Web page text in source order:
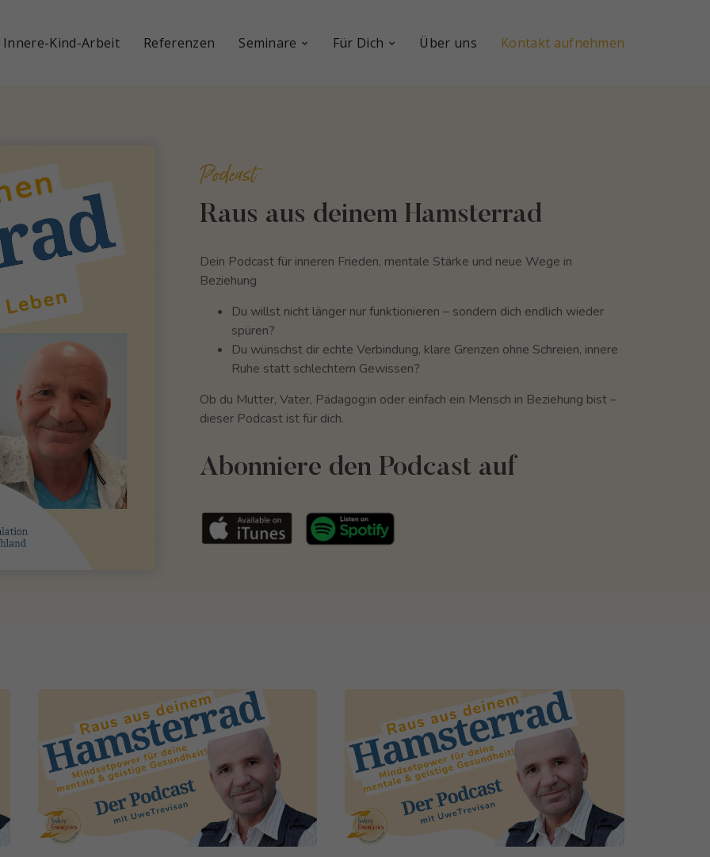
Innere-Kind-Arbeit Referenzen Seminare Für Dich Über uns Kontakt aufnehmen
Podcast
Raus aus deinem Hamsterrad
Dein Podcast für inneren Frieden, mentale Stärke und neue Wege in
Beziehung
Du willst nicht länger nur funktionieren – sondern dich endlich wieder
spüren?
Du wünschst dir echte Verbindung, klare Grenzen ohne Schreien, innere
Ruhe statt schlechtem Gewissen?
Ob du Mutter, Vater, Pädagog:in oder einfach ein Mensch in Beziehung bist –
dieser Podcast ist für dich.
Abonniere den Podcast auf